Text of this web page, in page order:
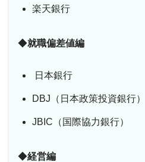
楽天銀行
◆就職偏差値編
日本銀行
DBJ（日本政策投資銀行）
JBIC（国際協力銀行）
◆経営編